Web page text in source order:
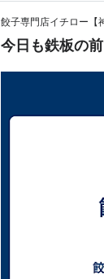
餃子専門店イチロー【
今日も鉄板の